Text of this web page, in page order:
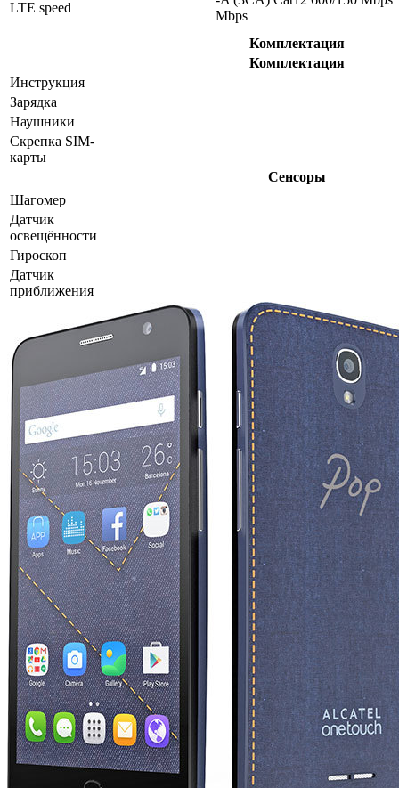
LTE speed
Mbps
Комплектация
Комплектация
Инструкция
Зарядка
Наушники
Скрепка SIM-
карты
Сенсоры
Шагомер
Датчик
освещённости
Гироскоп
Датчик
приближения